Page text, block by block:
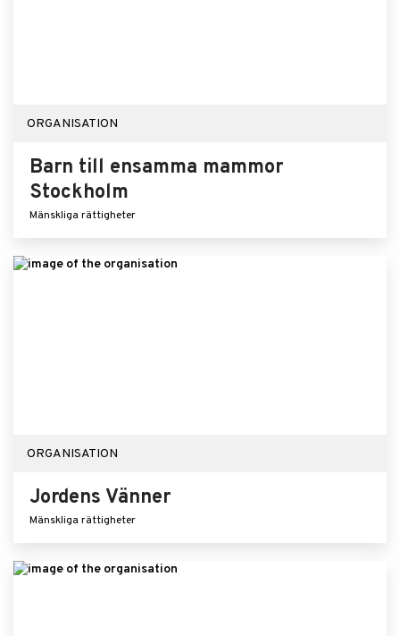
ORGANISATION
Barn till ensamma mammor
Stockholm
Mänskliga rättigheter
ORGANISATION
Jordens Vänner
Mänskliga rättigheter